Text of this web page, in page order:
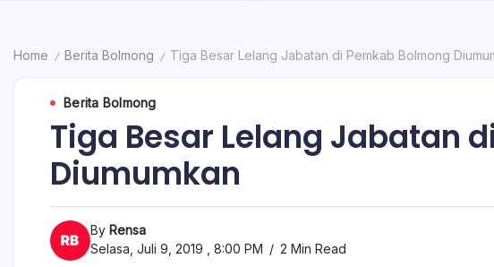
Home / Berita Bolmong / Tiga Besar Lelang Jabatan di Pemkab Bolmong
Berita Bolmong
Tiga Besar Lelang Jabatan
Diumumkan
By Rensa
Selasa, Juli 9, 2019 , 8:00 PM
2 Min Read